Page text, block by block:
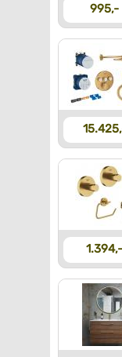
995,-
1.394,-